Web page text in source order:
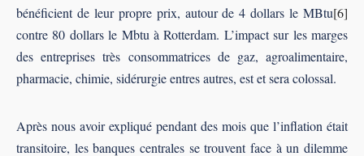
bénéficient de leur propre prix, autour de 4 dollars le MBtu[6]
contre 80 dollars le Mbtu à Rotterdam. L’impact sur les marges
des entreprises très consommatrices de gaz, agroalimentaire,
pharmacie, chimie, sidérurgie entres autres, est et sera colossal.
Après nous avoir expliqué pendant des mois que l’inflation était
transitoire, les banques centrales se trouvent face à un dilemme